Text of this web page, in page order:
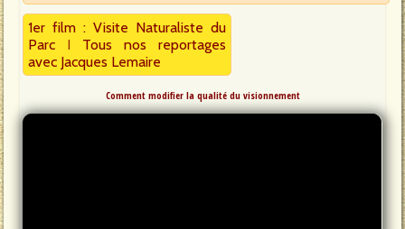
1er film : Visite Naturaliste du
Parc I Tous nos reportages
avec Jacques Lemaire
Comment modifier la qualité du visionnement